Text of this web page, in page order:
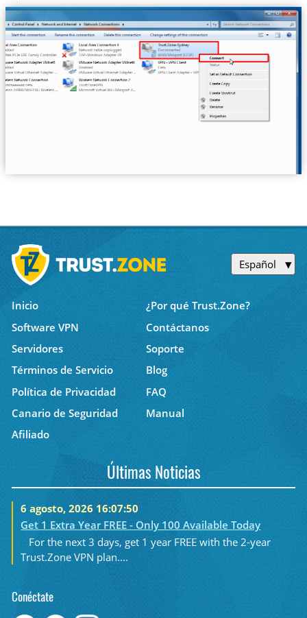
Español
Inicio
¿Por qué Trust.Zone?
Software VPN
Contáctanos
Servidores
Soporte
Términos de Servicio
Blog
Política de Privacidad
FAQ
Canario de Seguridad
Manual
Afiliado
Últimas Noticias
6 agosto, 2026 16:07:50
Get 1 Extra Year FREE - Only 100 Available Today
For the next 3 days, get 1 year FREE with the 2-year
Trust.Zone VPN plan....
Conéctate